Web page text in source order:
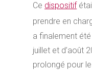
Ce dispositif
prendre en
a finalement
juillet et d’août
prolongé pour